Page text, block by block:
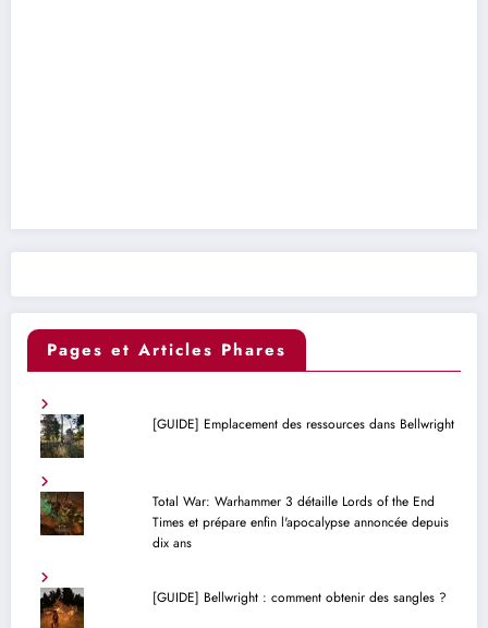
Pages et Articles Phares
[GUIDE] Emplacement des ressources dans Bellwright
Total War: Warhammer 3 détaille Lords of the End
Times et prépare enfin l'apocalypse annoncée depuis
dix ans
[GUIDE] Bellwright : comment obtenir des sangles ?